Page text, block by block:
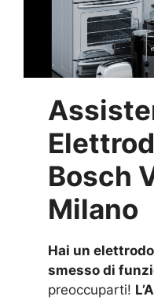
Bosch
Milano
Hai un
smesso di
preoccuparti!